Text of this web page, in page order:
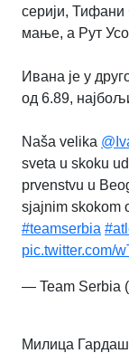
серији, Тифани
мање, а Рут
Ивана је у
од 6.89,
Naša velika
sveta u skoku
prvenstvu u
sjajnim skokom
#teamserbia
pic.twitter.com/
— Team Serbia
Милица